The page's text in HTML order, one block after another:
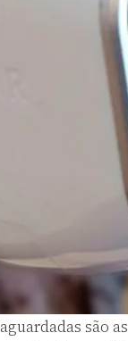
são as